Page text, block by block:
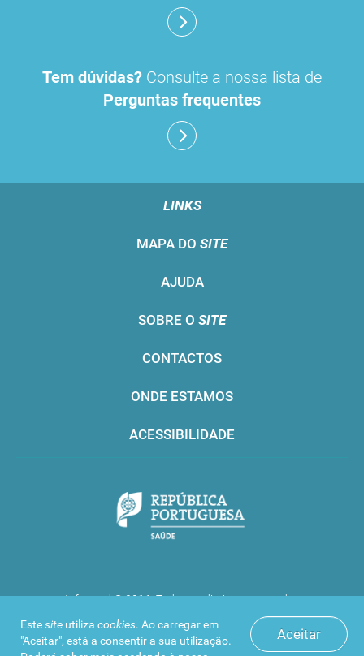
Aceitar
Estesite utiliza cookies. Ao carregar em
"Aceitar", está a consentir a sua utilização.
Tem dúvidas? Consulte a nossa lista de
Perguntas frequentes
LINKS
MAPA DO SITE
AJUDA
SOBRE O SITE
CONTACTOS
ONDE ESTAMOS
ACESSIBILIDADE
Infarmed © 2016. Todos os direitos reservados